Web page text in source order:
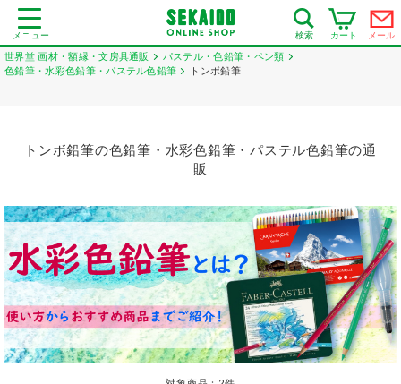
メニュー 検索 カート メール
世界堂 画材・額縁・文房具通販
パステル・色鉛筆・ペン類
色鉛筆・水彩色鉛筆・パステル色鉛筆
トンボ鉛筆
トンボ鉛筆の色鉛筆・水彩色鉛筆・パステル色鉛筆の通
販